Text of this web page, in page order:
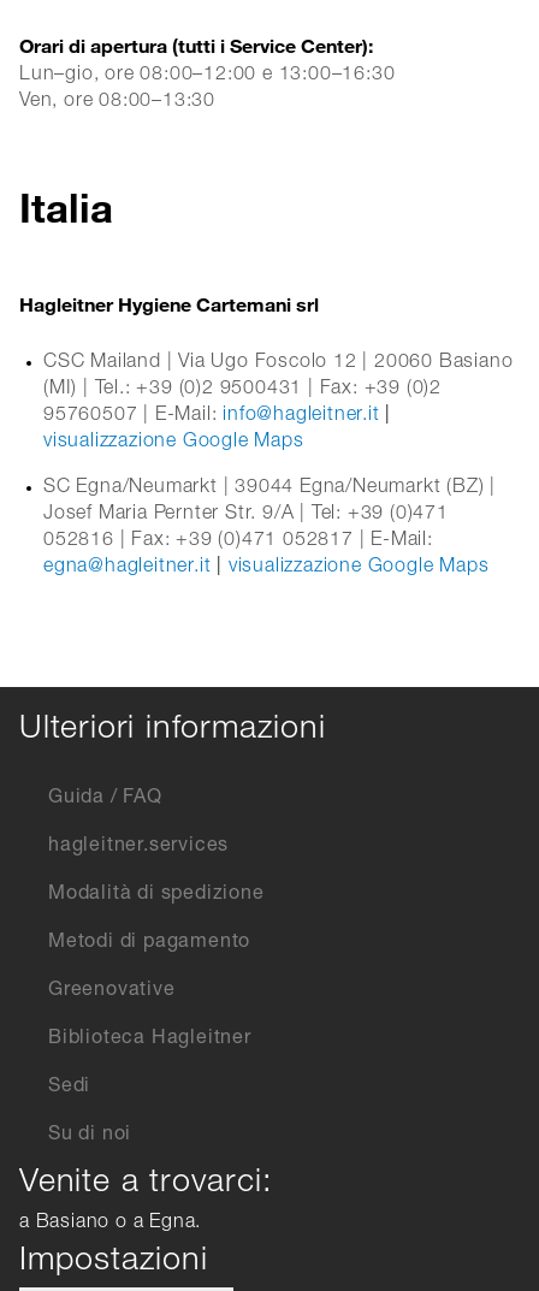
Orari di apertura (tutti i Service Center):
Lun–gio, ore 08:00–12:00 e 13:00–16:30
Ven, ore 08:00–13:30
Italia
Hagleitner Hygiene Cartemani srl
CSC Mailand | Via Ugo Foscolo 12 | 20060 Basiano
(MI) | Tel.: +39 (0)2 9500431 | Fax: +39 (0)2
95760507 | E-Mail: info@hagleitner.it
visualizzazione Google Maps
SC Egna/Neumarkt | 39044 Egna/Neumarkt (BZ) |
Josef Maria Pernter Str. 9/A | Tel: +39 (0)471
052816 | Fax: +39 (0)471 052817 | E-Mail:
egna@hagleitner.it
visualizzazione Google Maps
Ulteriori informazioni
Guida / FAQ
hagleitner.services
Modalità di spedizione
Metodi di pagamento
Greenovative
Biblioteca Hagleitner
Sedi
Su di noi
Venite a trovarci:
a Basiano o a Egna.
Impostazioni